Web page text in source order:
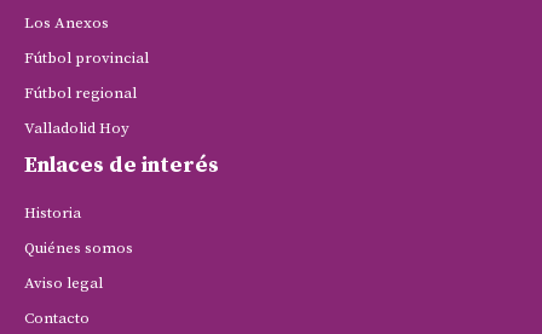
Los Anexos
Fútbol provincial
Fútbol regional
Valladolid Hoy
Enlaces de interés
Historia
Quiénes somos
Aviso legal
Contacto